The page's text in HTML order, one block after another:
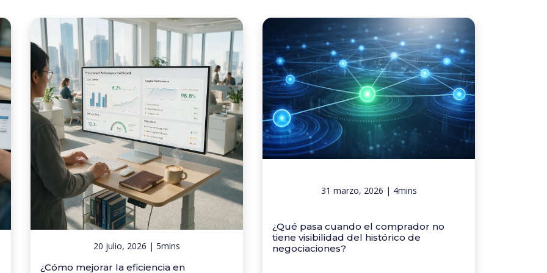
20 julio, 2026 | 5mins
¿Cómo mejorar la eficiencia en
31 marzo, 2026 | 4mins
¿Qué pasa cuando el comprador no
tiene visibilidad del histórico de
negociaciones?